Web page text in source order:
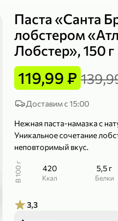
Паста «Санта
лобстером
Лобстер», 150 г
119,99 ₽
Доставим с 15:00
Нежная паста-намазка с
Уникальное сочетание
неповторимый вкус.
В 100 г 420
ккал
5,5 г
Белки
3,3
120 г
Полотенца бумажные «Soffione» MENU, 2 рулона, 120 г
139,99
219,99 ₽
4,9